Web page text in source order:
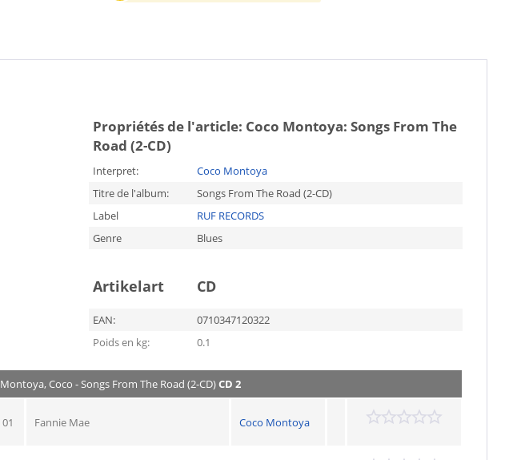
Propriétés de l'article: Coco Montoya: Songs From The
Road (2-CD)
Interpret:
Coco Montoya
Titre de l'album:
Songs From The Road (2-CD)
Label
RUF RECORDS
Genre
Blues
Artikelart CD
EAN:
0710347120322
Poids en kg:
0.1
Montoya, Coco - Songs From The Road (2-CD)CD 2
01 Fannie Mae Coco Montoya